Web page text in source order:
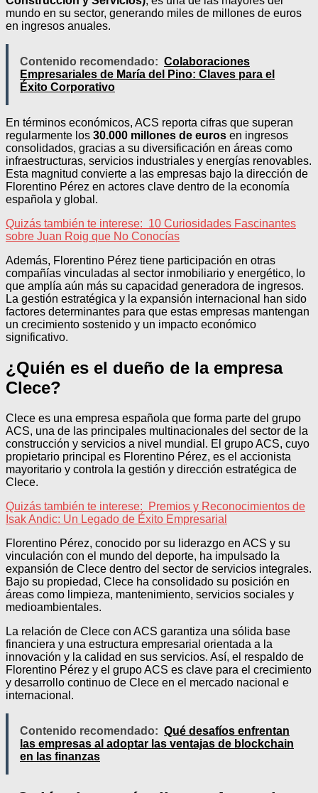
mundo en su sector, generando miles de millones de euros
en ingresos anuales.
Contenido recomendado: Colaboraciones
Empresariales de María del Pino: Claves para el
Éxito Corporativo
En términos económicos, ACS reporta cifras que superan
regularmente los 30.000 millones de euros en ingresos
consolidados, gracias a su diversificación en áreas como
infraestructuras, servicios industriales y energías renovables.
Esta magnitud convierte a las empresas bajo la dirección de
Florentino Pérez en actores clave dentro de la economía
española y global.
Quizás también te interese: 10 Curiosidades Fascinantes
sobre Juan Roig que No Conocías
Además, Florentino Pérez tiene participación en otras
compañías vinculadas al sector inmobiliario y energético, lo
que amplía aún más su capacidad generadora de ingresos.
La gestión estratégica y la expansión internacional han sido
factores determinantes para que estas empresas mantengan
un crecimiento sostenido y un impacto económico
significativo.
¿Quién es el dueño de la empresa
Clece?
Clece es una empresa española que forma parte del grupo
ACS, una de las principales multinacionales del sector de la
construcción y servicios a nivel mundial. El grupo ACS, cuyo
propietario principal es Florentino Pérez, es el accionista
mayoritario y controla la gestión y dirección estratégica de
Clece.
Quizás también te interese:
Premios y Reconocimientos de
Isak Andic: Un Legado de Éxito Empresarial
Florentino Pérez, conocido por su liderazgo en ACS y su
vinculación con el mundo del deporte, ha impulsado la
expansión de Clece dentro del sector de servicios integrales.
Bajo su propiedad, Clece ha consolidado su posición en
áreas como limpieza, mantenimiento, servicios sociales y
medioambientales.
La relación de Clece con ACS garantiza una sólida base
financiera y una estructura empresarial orientada a la
innovación y la calidad en sus servicios. Así, el respaldo de
Florentino Pérez y el grupo ACS es clave para el crecimiento
y desarrollo continuo de Clece en el mercado nacional e
internacional.
Contenido recomendado: Qué desafíos enfrentan
las empresas al adoptar las ventajas de blockchain
en las finanzas